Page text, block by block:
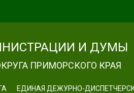
И ДУМЫ
ПРИМОРСКОГО КРАЯ
ЕДИНАЯ ДЕЖУРНО-